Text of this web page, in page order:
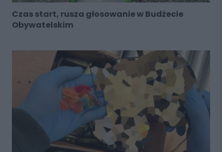
Czas start, rusza głosowanie w Budżecie
Obywatelskim